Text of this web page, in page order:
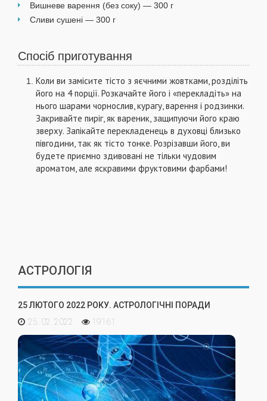
Вишневе варення (без соку) — 300 г
Сливи сушені — 300 г
Спосіб приготування
Коли ви замісите тісто з яєчними жовтками, розділіть
його на 4 порції. Розкачайте його і «перекладіть» на
нього шарами чорнослив, курагу, варення і родзинки.
Закривайте пиріг, як вареник, защипуючи його краю
зверху. Запікайте перекладенець в духовці близько
півгодини, так як тісто тонке. Розрізавши його, ви
будете приємно здивовані не тільки чудовим
ароматом, але яскравими фруктовими фарбами!
АСТРОЛОГІЯ
25 ЛЮТОГО 2022 РОКУ. АСТРОЛОГІЧНІ ПОРАДИ
25. 02. 2022
19161